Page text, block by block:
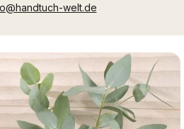
welt.de